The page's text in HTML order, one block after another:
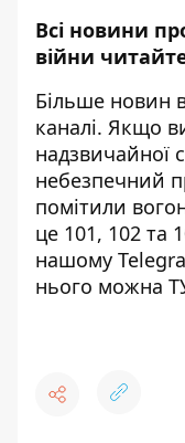
Всі новини
війни
Більше новин
каналі. Якщо
надзвичайної
небезпечний
помітили
це 101, 102 та
нашому
нього можна